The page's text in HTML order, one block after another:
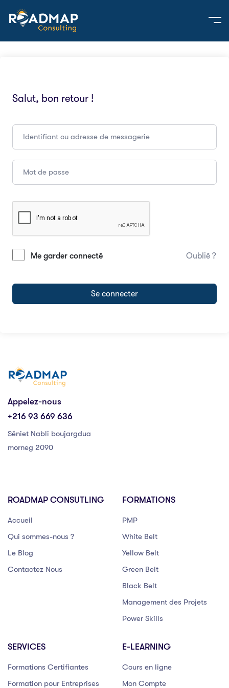
Salut, bon retour !
Me garder connecté Oublié ?
Se connecter
Appelez-nous
+216 93 669 636
Séniet Nabli boujargdua
morneg 2090
ROADMAP CONSUTLING
Accueil
Qui sommes-nous ?
Le Blog
Contactez Nous
FORMATIONS
PMP
White Belt
Yellow Belt
Green Belt
Black Belt
Management des Projets
Power Skills
SERVICES
Formations Certifiantes
Formation pour Entreprises
E-LEARNING
Cours en ligne
Mon Compte